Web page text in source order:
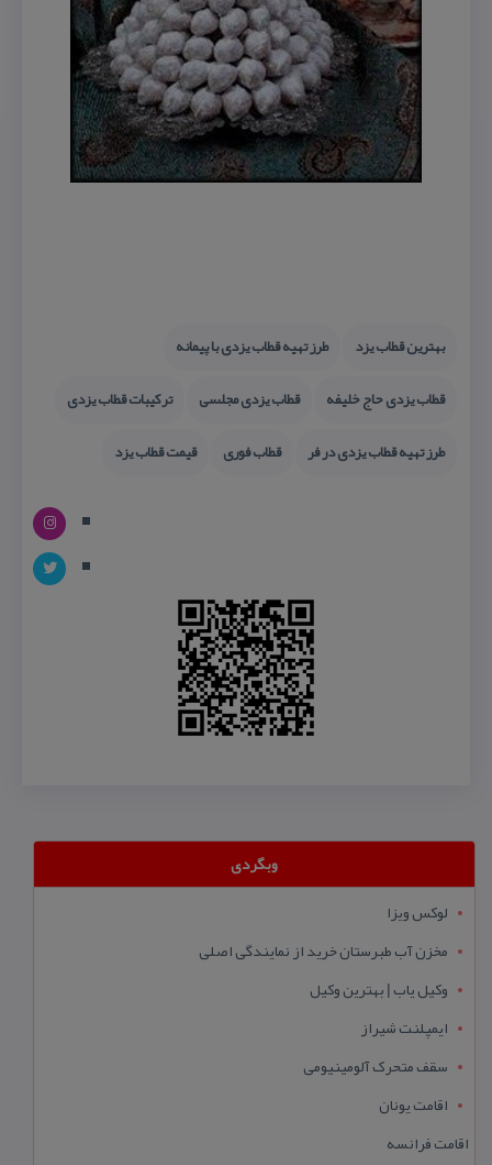
بهترین قطاب یزد
طرز تهیه قطاب یزدی با پیمانه
قطاب یزدی حاج خلیفه
قطاب یزدی مجلسی
تركیبات قطاب یزدی
طرز تهیه قطاب یزدی در فر
قطاب فوری قیمت قطاب یزد
وبگردی
لوکس ویزا
مخزن آب طبرستان خرید از نمایندگی اصلی
وکیل یاب | بهترین وکیل
ایمپلنت شیراز
سقف متحرک آلومینیومی
اقامت یونان
اقامت فرانسه